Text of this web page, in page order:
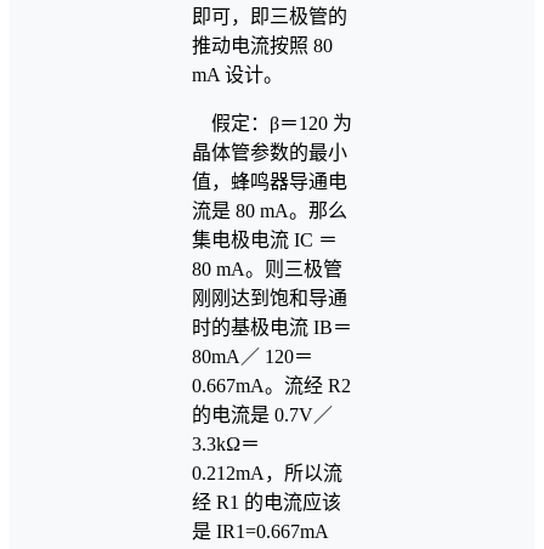
即可，即三极管的
推动电流按照 80
mA 设计。
假定：β＝120 为
晶体管参数的最小
值，蜂鸣器导通电
流是 80 mA。那么
集电极电流 IC ＝
80 mA。则三极管
刚刚达到饱和导通
时的基极电流 IB＝
80mA／ 120＝
0.667mA。流经 R2
的电流是 0.7V／
3.3kΩ＝
0.212mA，所以流
经 R1 的电流应该
是 IR1=0.667mA